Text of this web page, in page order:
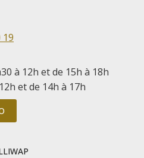
19
à 12h et de 15h à 18h
et de 14h à 17h